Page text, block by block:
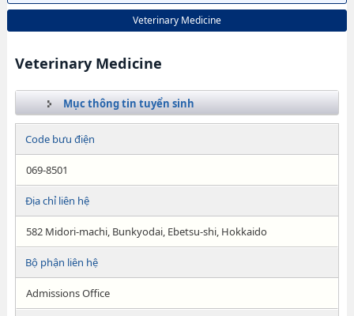
Veterinary Medicine
Veterinary Medicine
Mục thông tin tuyển sinh
Code bưu điện
069-8501
Địa chỉ liên hệ
582 Midori-machi, Bunkyodai, Ebetsu-shi, Hokkaido
Bộ phận liên hệ
Admissions Office